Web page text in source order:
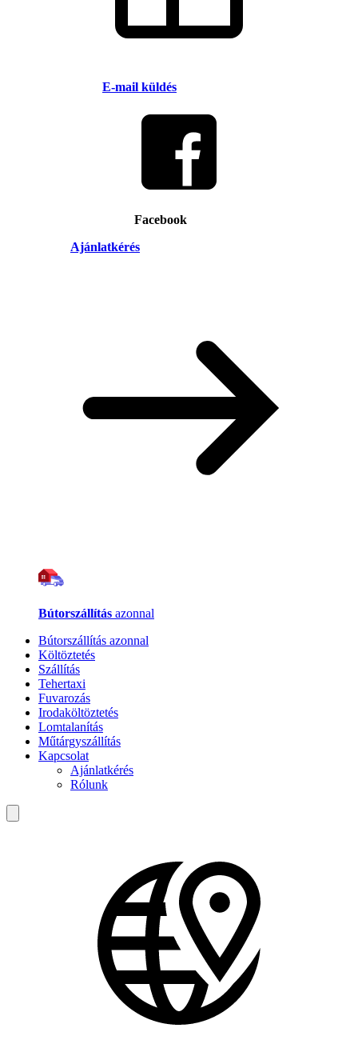
E-mail küldés
Facebook
Ajánlatkérés
Bútorszállítás azonnal
Bútorszállítás azonnal
Költöztetés
Szállítás
Tehertaxi
Fuvarozás
Irodaköltöztetés
Lomtalanítás
Műtárgyszállítás
Kapcsolat
Ajánlatkérés
Rólunk